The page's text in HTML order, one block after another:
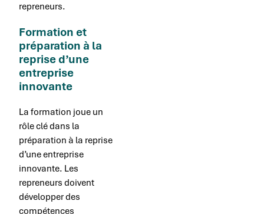
repreneurs.
Formation et
préparation à la
reprise d’une
entreprise
innovante
La formation joue un
rôle clé dans la
préparation à la reprise
d’une entreprise
innovante. Les
repreneurs doivent
développer des
compétences